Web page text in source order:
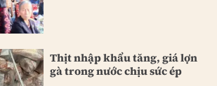
Thịt nhập khẩu tăng, giá lợn
gà trong nước chịu sức ép